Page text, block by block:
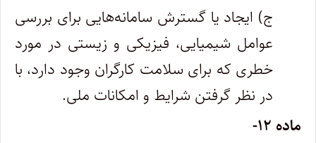
ج) ایجاد یا گسترش سامانه‌هایی برای بررسی
عوامل شیمیایی، فیزیکی و زیستی در مورد
خطری که برای سلامت کارگران وجود دارد، با
در نظر گرفتن شرایط و امکانات ملی.
ماده ۱۲-